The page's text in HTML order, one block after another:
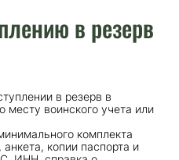
в резерв
в резерв в
месту воинского учета или
комплекта
копии паспорта и